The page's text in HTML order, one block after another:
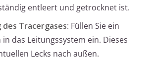
entleert und getrocknet ist.
des Tracergases: Füllen Sie ein
in das Leitungssystem ein. Dieses
Lecks nach außen.